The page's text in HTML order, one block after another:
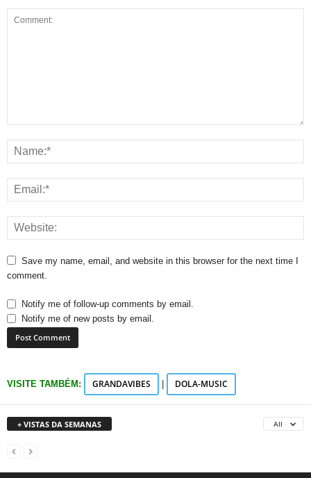
Save my name, email, and website in this browser for the next time I
comment.
Notify me of follow-up comments by email.
Notify me of new posts by email.
VISITE TAMBÉM: GRANDAVIBES DOLA-MUSIC
+ VISTAS DA SEMANAS All